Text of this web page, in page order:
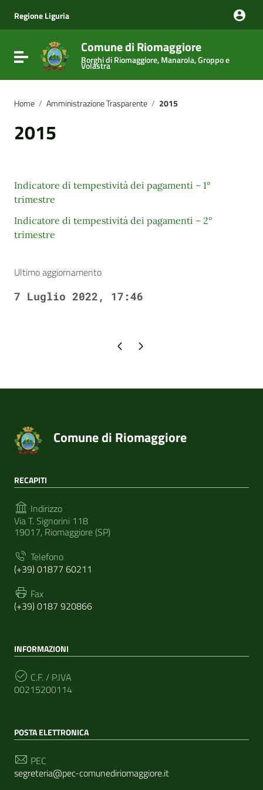
Vai al menu di navigazione
Vai al footer
Regione Liguria
Attiva / disattiva la navigazione
Comune di Riomaggiore
Borghi di Riomaggiore, Manarola, Groppo e
Volastra
Home / Amministrazione Trasparente / 2015
2015
Indicatore di tempestività dei pagamenti – 1°
trimestre
Indicatore di tempestività dei pagamenti – 2°
trimestre
Ultimo aggiornamento
7 Luglio 2022, 17:46
Pagina precedente
Pagina successiva
Comune di Riomaggiore
RECAPITI
Indirizzo
Via T. Signorini 118
19017, Riomaggiore (SP)
Telefono
(+39) 01877 60211
Fax
(+39) 0187 920866
INFORMAZIONI
C.F. / P.IVA
00215200114
POSTA ELETTRONICA
PEC
segreteria@pec-comunediriomaggiore.it